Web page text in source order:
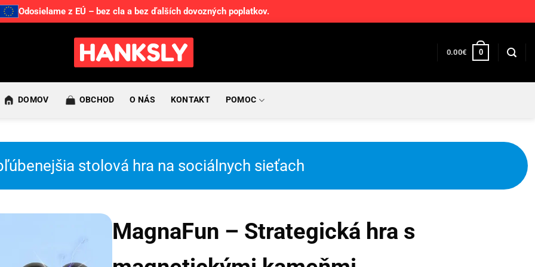
Odosielame z EÚ – bez cla a bez ďalších dovozných poplatkov.
0.00€ 0
DOMOV OBCHOD O NÁS KONTAKT POMOC
stolová hra na sociálnych sieťach
MagnaFun – Strategická hra s